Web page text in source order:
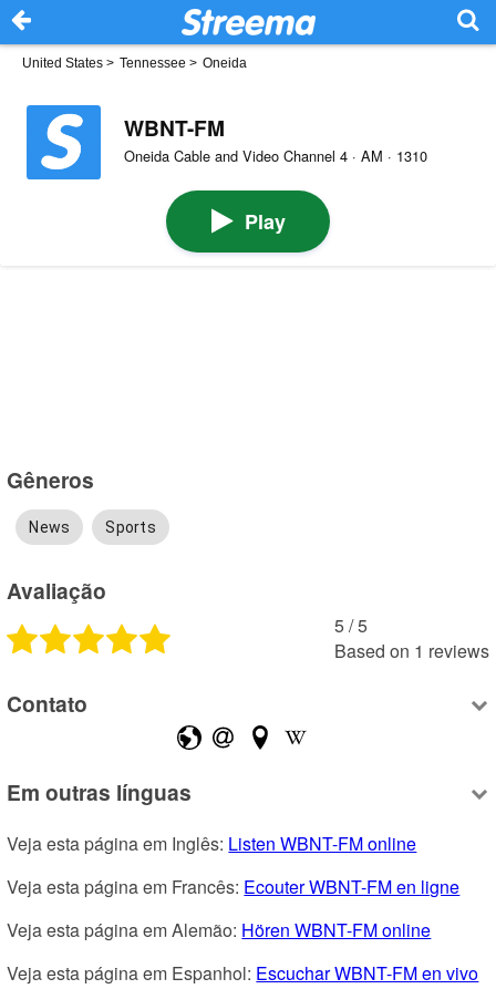
United States > Tennessee > Oneida
WBNT-FM
Oneida Cable and Video Channel 4 · AM · 1310
Play
Gêneros
News Sports
Avaliação
5 /5
Based on 1 reviews
Contato
Em outras línguas
Veja esta página em Inglês: Listen WBNT-FM online
Veja esta página em Francês: Ecouter WBNT-FM en ligne
Veja esta página em Alemão: Hören WBNT-FM online
Veja esta página em Espanhol: Escuchar WBNT-FM en vivo